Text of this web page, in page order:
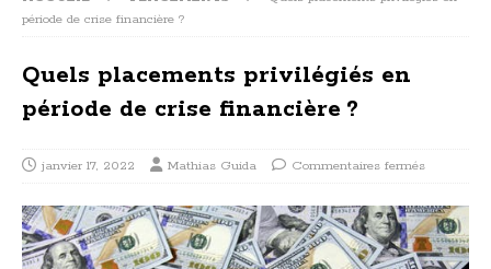
période de crise financière ?
Quels placements privilégiés en
période de crise financière ?
janvier 17, 2022 Mathias Guida Commentaires fermés